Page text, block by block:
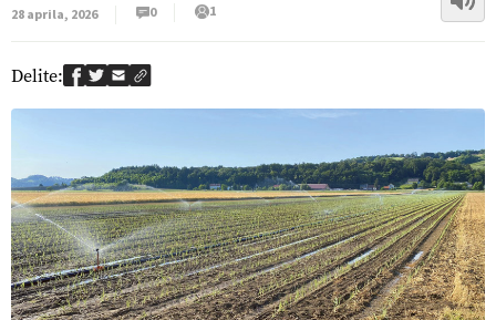
28 aprila, 2026
0 1
Delite: